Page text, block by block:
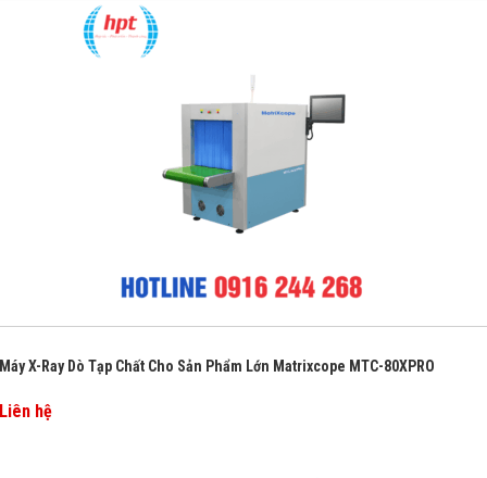
X-Ray Dò Tạp Chất Cho Sản Phẩm Lớn Matrixcope MTC-80XPRO
hệ